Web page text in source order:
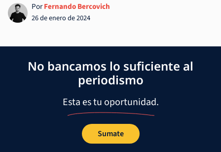
PorFernando Bercovich
26 de enero de 2024
No bancamos lo suficiente al
periodismo
Esta es tu oportunidad.
Sumate